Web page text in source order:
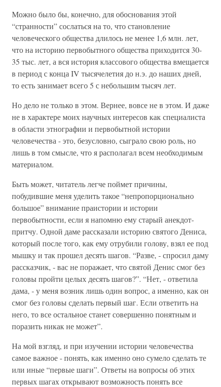
Можно было бы, конечно, для обоснования этой
“странности” сослаться на то, что становление
человеческого общества длилось не менее 1,6 млн. лет,
что на историю первобытного общества приходится 30-
35 тыс. лет, а вся история классового общества вмещается
в период с конца IV тысячелетия до н.э. до наших дней,
то есть занимает всего 5 с небольшим тысяч лет.
Но дело не только в этом. Вернее, вовсе не в этом. И даже
не в характере моих научных интересов как специалиста
в области этнографии и первобытной истории
человечества - это, безусловно, сыграло свою роль, но
лишь в том смысле, что я располагал всем необходимым
материалом.
Быть может, читатель легче поймет причины,
побудившие меня уделить такое “непропорционально
большое” внимание праистории и истории
первобытности, если я напомню ему старый анекдот-
притчу. Одной даме рассказали историю святого Дениса,
который после того, как ему отрубили голову, взял ее под
мышку и так прошел десять шагов. “Разве, - спросил даму
рассказчик, - вас не поражает, что святой Денис смог без
головы пройти целых десять шагов?”. “Нет, - ответила
дама, - у меня возник лишь один вопрос, а именно, как он
смог без головы сделать первый шаг. Если ответить на
него, то все остальное станет совершенно понятным и
поразить никак не может”.
На мой взгляд, и при изучении истории человечества
самое важное - понять, как именно оно сумело сделать те
или иные “первые шаги”. Ответы на вопросы об этих
первых шагах открывают возможность понять все